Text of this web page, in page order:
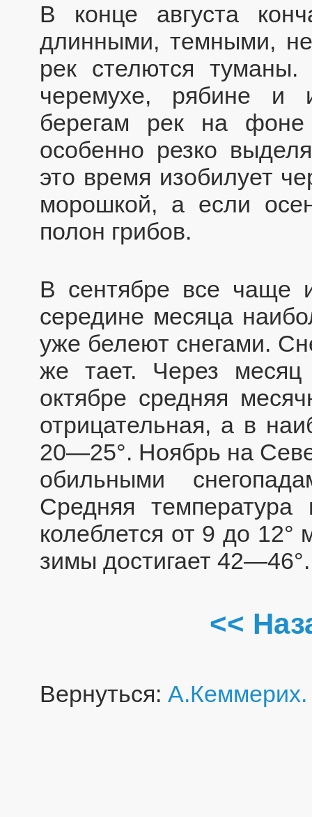
В конце августа
длинными, темными,
рек стелются
черемухе, рябине и
берегам рек на
особенно резко
это время изобилует
морошкой, а если
полон грибов.
В сентябре все чаще
середине месяца
уже белеют снегами.
же тает. Через
октябре средняя
отрицательная, а в
20—25°. Ноябрь на
обильными
Средняя
колеблется от 9 до
зимы достигает 42—46°.
<<
Вернуться: